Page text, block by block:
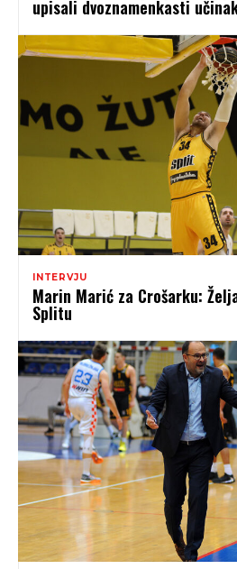
upisali dvoznamenkasti
INTERVJU
Marin Marić za Crošarku:
Splitu